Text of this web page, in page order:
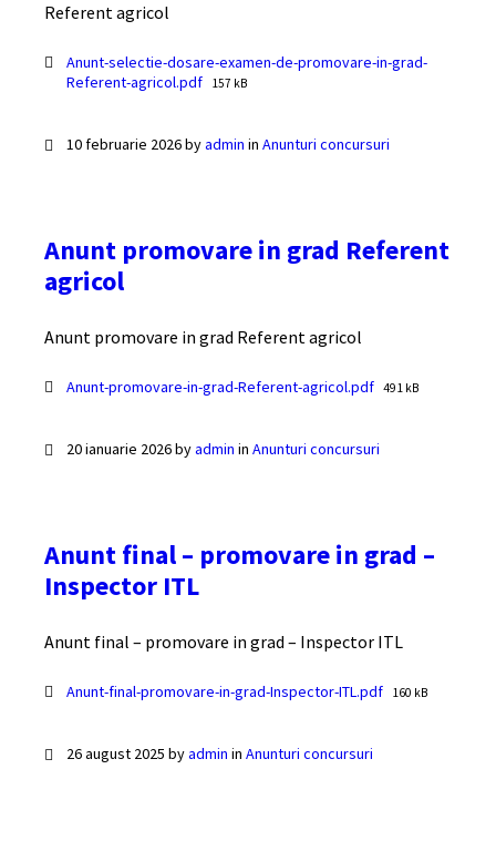
Referent agricol
Documente
Anunt-selectie-dosare-examen-de-promovare-in-grad-
Referent-agricol.pdf File
157 kB
10 februarie 2026byadmin in Anunturi concursuri
Anunt promovare in grad Referent
agricol
Anunt promovare in grad Referent agricol
Documente
Anunt-promovare-in-grad-Referent-agricol.pdf File
491 kB
20 ianuarie 2026byadmin in Anunturi concursuri
Anunt final – promovare in grad –
Inspector ITL
Anunt final – promovare in grad – Inspector ITL
Documente
Anunt-final-promovare-in-grad-Inspector-ITL.pdf File
160 kB
26 august 2025 byadmin in Anunturi concursuri